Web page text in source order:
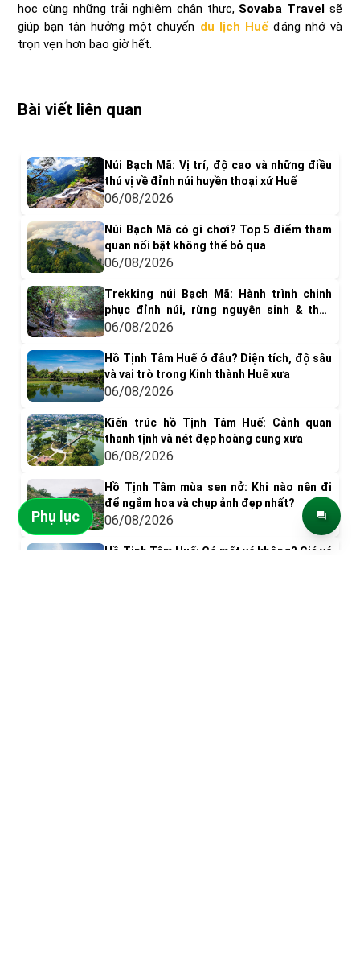
học cùng những trải nghiệm chân thực, Sovaba Travelsẽ
giúp bạn tận hưởng một chuyến du lịch Huếđáng nhớ và
trọn vẹn hơn bao giờ hết.
Bài viết liên quan
Núi Bạch Mã: Vị trí, độ cao và những điều
thú vị về đỉnh núi huyền thoại xứ Huế
06/08/2026
Núi Bạch Mã có gì chơi? Top 5 điểm tham
quan nổi bật không thể bỏ qua
06/08/2026
Trekking núi Bạch Mã: Hành trình chinh
phục đỉnh núi, rừng nguyên sinh & thác
nước tuyệt đẹp
06/08/2026
Hồ Tịnh Tâm Huế ở đâu? Diện tích, độ sâu
và vai trò trong Kinh thành Huế xưa
06/08/2026
Kiến trúc hồ Tịnh Tâm Huế: Cảnh quan
thanh tịnh và nét đẹp hoàng cung xưa
06/08/2026
Hồ Tịnh Tâm mùa sen nở: Khi nào nên đi
để ngắm hoa và chụp ảnh đẹp nhất?
06/08/2026
Hồ Tịnh Tâm Huế: Có mất vé không? Giá vé
Phụ lục